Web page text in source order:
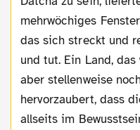
mehrwöchiges
das sich streckt und
und tut. Ein Land,
aber stellenweise
hervorzaubert, dass
allseits im